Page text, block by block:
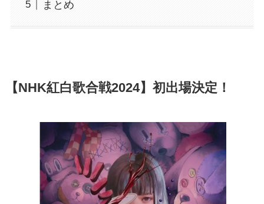
まとめ
【NHK紅白歌合戦2024】初出場決定！